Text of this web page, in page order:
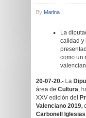
By Marina
La
calidad y
como un
20-07-20.- La
área de Cultura,
XXV edición del
Valenciano 2019,
Carbonell Iglesias